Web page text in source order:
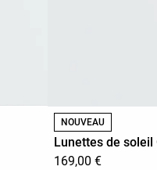
NOUVEAU
Lunettes de
169,00 €